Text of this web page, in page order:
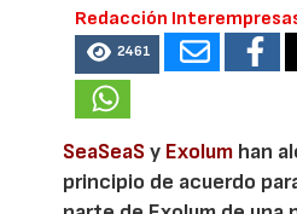
Redacción
2461
SeaSeaSy Exolum han
principio de acuerdo